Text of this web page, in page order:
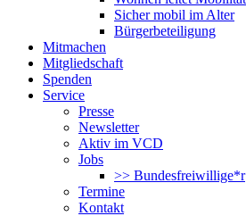
Sicher mobil im Alter
Bürgerbeteiligung
Mitmachen
Mitgliedschaft
Spenden
Service
Presse
Newsletter
Aktiv im VCD
Jobs
>> Bundesfreiwillige*r
Termine
Kontakt